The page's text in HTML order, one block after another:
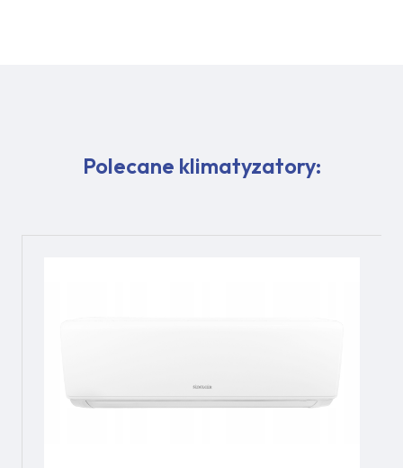
Polecane klimatyzatory: